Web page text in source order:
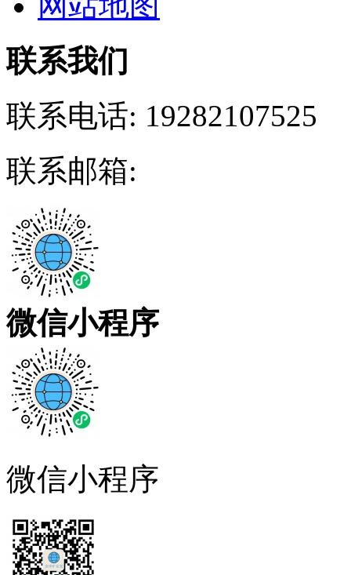
联系我们
联系电话: 19282107525
联系邮箱:
微信小程序
微信小程序